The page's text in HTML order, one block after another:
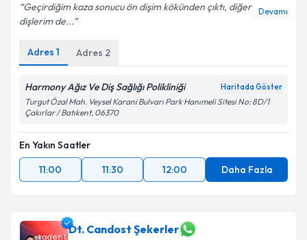
Geçirdiğim kaza sonucu ön dişim kökünden çıktı, diğer
dişlerim de...
Devamı
Adres 1 Adres 2
Harmony Ağız Ve Diş Sağlığı Polikliniği Haritada Göster
Turgut Özal Mah. Veysel Karani Bulvarı Park Hanımeli Sitesi No: 8D/1
Çakırlar / Batıkent, 06370
En Yakın Saatler
11:00
11:30 12:00 Daha Fazla
Dt. Candost Şekerler